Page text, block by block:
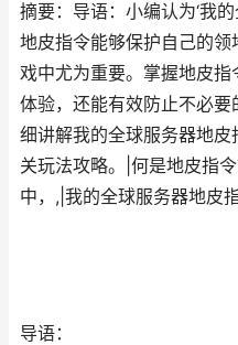
摘要：导语：小编认为‘我
地皮指令能够保护自己的
戏中尤为重要。掌握地皮
体验，还能有效防止不必
细讲解我的全球服务器地
关玩法攻略。|何是地皮指
中，,|我的全球服务器地皮
导语：